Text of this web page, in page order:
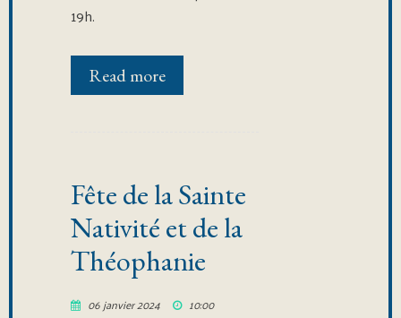
19h.
Read more
Fête de la Sainte
Nativité et de la
Théophanie
06 janvier 2024
10:00